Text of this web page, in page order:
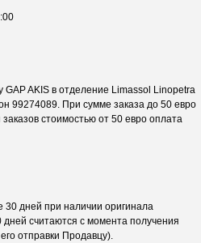
GAP AKIS в отделение Limassol Linopetra
99274089. При сумме заказа до 50 евро
стоимостью от 50 евро оплата
дней при наличии оригинала
считаются с момента получения
отправки Продавцу).